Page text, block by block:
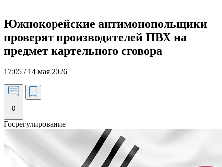
Южнокорейские антимонопольщики
проверят производителей ПВХ на
предмет картельного сговора
17:05 / 14 мая 2026
0